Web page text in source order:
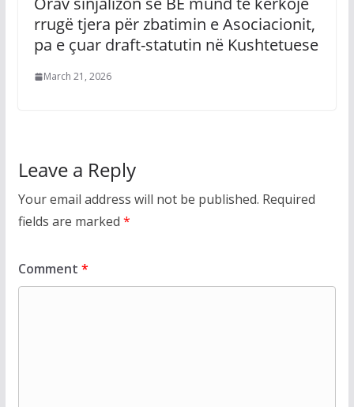
rrugë tjera për zbatimin e Asociacionit,
pa e çuar draft-statutin në Kushtetuese
March 21, 2026
Leave a Reply
Your email address will not be published. Required
fields are marked *
Comment *